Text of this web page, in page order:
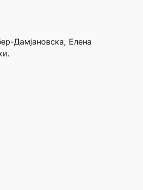
Дамјановска, Елена